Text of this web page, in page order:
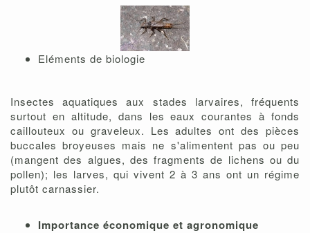
Eléments de biologie
Insectes aquatiques aux stades larvaires, fréquents
surtout en altitude, dans les eaux courantes à fonds
caillouteux ou graveleux. Les adultes ont des pièces
buccales broyeuses mais ne s'alimentent pas ou peu
(mangent des algues, des fragments de lichens ou du
pollen); les larves, qui vivent 2 à 3 ans ont un régime
plutôt carnassier.
Importance économique et agronomique